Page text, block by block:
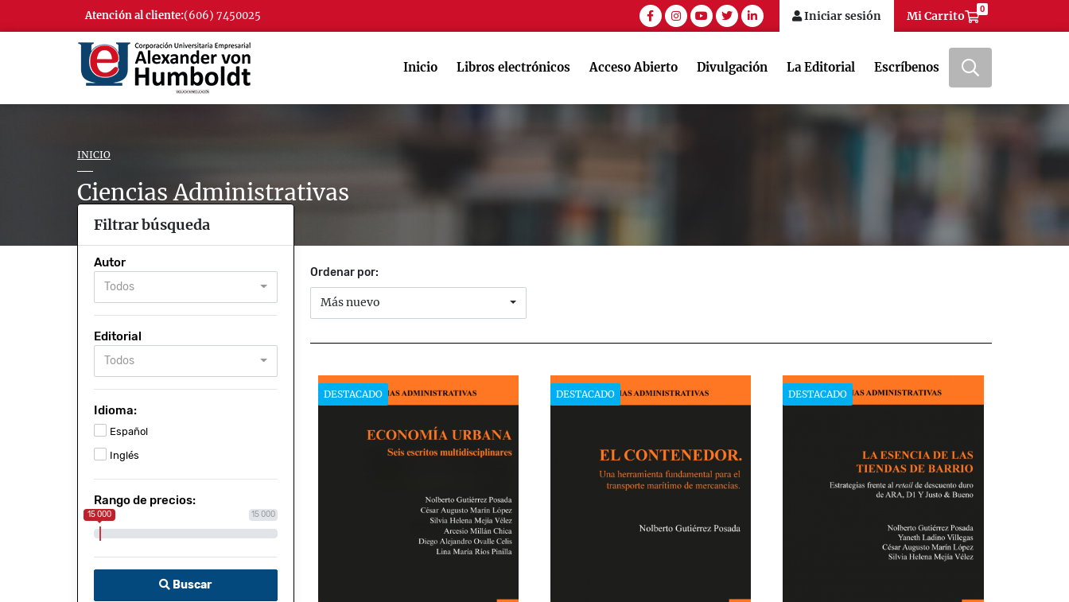
Atención al cliente:(606) 7450025 facebookinstagram
youtubetwitterlinkedin Iniciar sesión Mi Carrito 0
Inicio Libros electrónicos Acceso Abierto Divulgación La Editorial Escríbenos
INICIO
Ciencias Administrativas
Filtrar búsqueda
Autor
Todos
Editorial
Todos
Idioma:
Español
Inglés
Rango de precios:
15 000
15 000
Buscar
Ordenar por:
Más nuevo
DESTACADO DESTACADO DESTACADO